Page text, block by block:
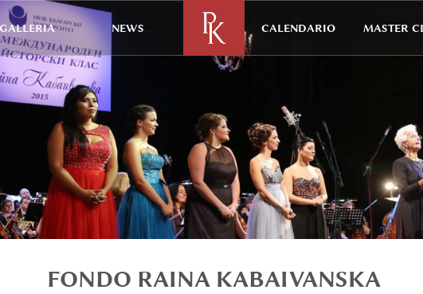
GALLERIA NEWS CALENDARIO MASTER
FONDO RAINA KABAIVANSKA